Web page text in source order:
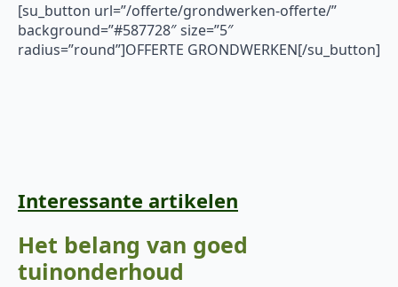
[su_button url=”/offerte/grondwerken-offerte/”
background=”#587728″ size=”5″
radius=”round”]OFFERTE GRONDWERKEN[/su_button]
Interessante artikelen
Het belang van goed
tuinonderhoud